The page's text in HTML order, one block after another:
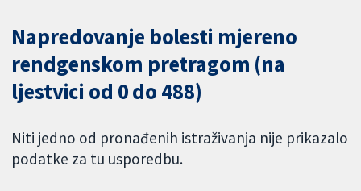
Napredovanje bolesti mjereno
rendgenskom pretragom (na
ljestvici od 0 do 488)
Niti jedno od pronađenih istraživanja nije prikazalo
podatke za tu usporedbu.